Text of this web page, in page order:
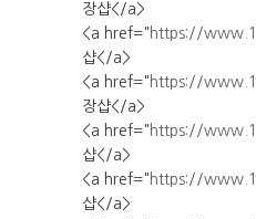
장샵</a>
<a href=" https://
샵</a>
<a href=" https://
장샵</a>
<a href=" https://
샵</a>
<a href=" https://
샵</a>